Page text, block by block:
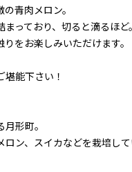
青肉メロン。
っており、切ると滴るほど。
をお楽しみいただけます。
能下さい！
形町。
ン、スイカなどを栽培して